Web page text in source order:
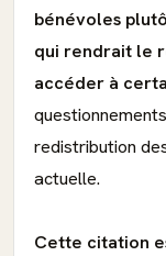
bénévoles
qui rendrait le
accéder à
redistribution
actuelle.
Cette citation